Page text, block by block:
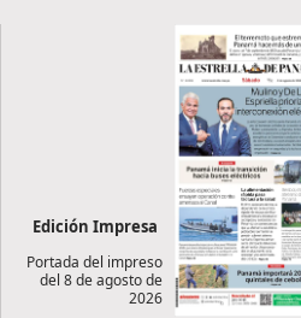
Edición Impresa
Portada del impreso
del 8 de agosto de
2026